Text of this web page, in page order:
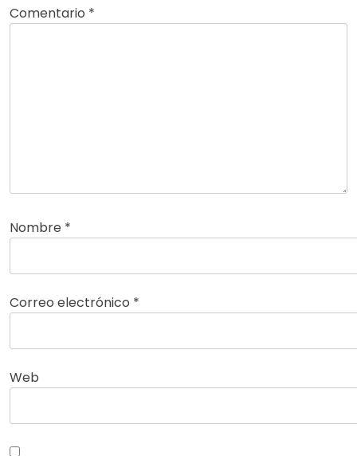
Comentario *
Nombre *
Correo electrónico *
Web